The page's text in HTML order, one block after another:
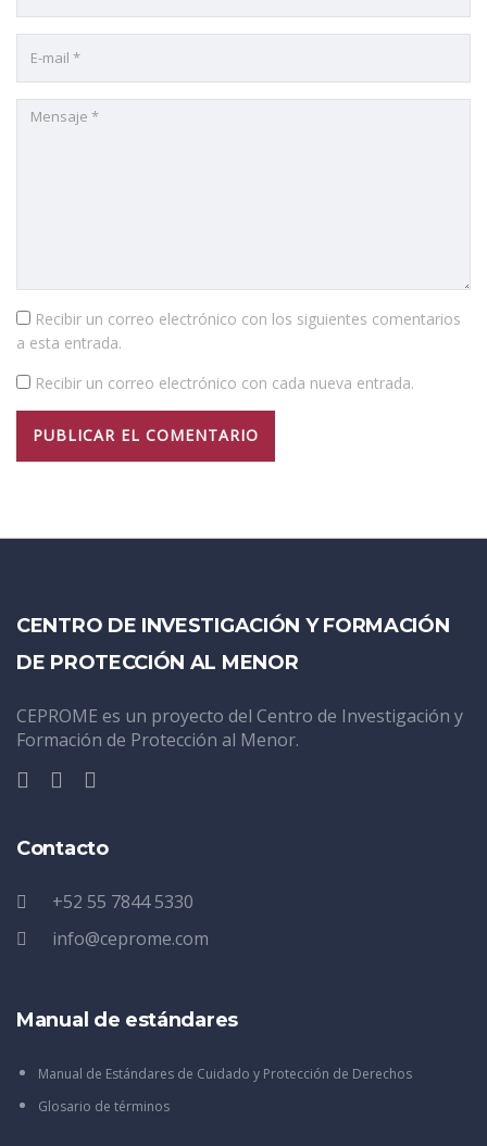
Recibir un correo electrónico con los siguientes comentarios
a esta entrada.
Recibir un correo electrónico con cada nueva entrada.
CENTRO DE INVESTIGACIÓN Y FORMACIÓN
DE PROTECCIÓN AL MENOR
CEPROME es un proyecto del Centro de Investigación y
Formación de Protección al Menor.
Contacto
+52 55 7844 5330
info@ceprome.com
Manual de estándares
Manual de Estándares de Cuidado y Protección de Derechos
Glosario de términos